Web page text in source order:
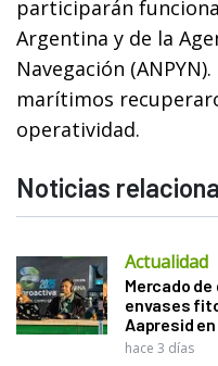
participarán
Argentina y de la
Navegación
marítimos
operatividad.
Noticias
Actualidad
Mercado
envases
Aapresid
hace 3 días